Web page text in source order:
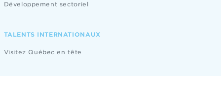
Développement sectoriel
TALENTS INTERNATIONAUX
Visitez Québec en tête